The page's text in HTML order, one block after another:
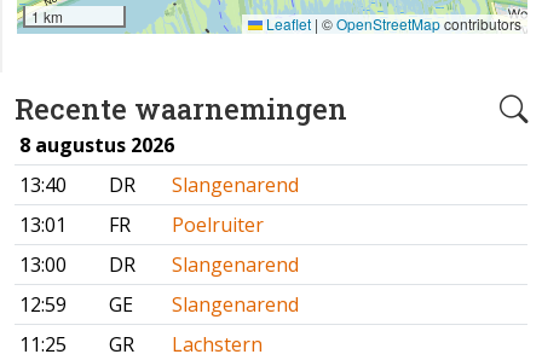
Recente waarnemingen
8 augustus 2026
13:40
DR
Slangenarend
13:01
FR
Poelruiter
13:00
DR
Slangenarend
12:59
GE
Slangenarend
11:25
GR
Lachstern
1 km Leaflet | ©OpenStreetMapcontributors